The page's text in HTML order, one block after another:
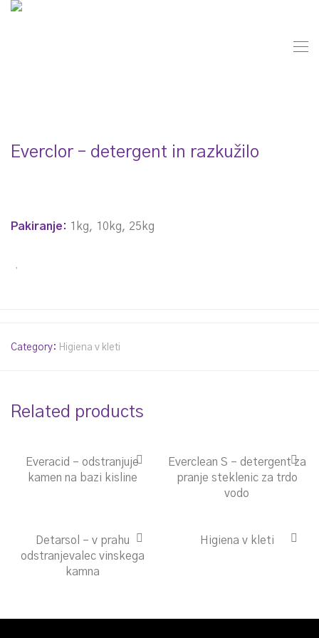
Everclor – detergent in razkužilo
Pakiranje: 1kg, 10kg, 25kg
Category: Higiena v kleti
Related products
Everacid – odstranjuje
kamen na bazi kisline
Everclean S – detergent za
pranje steklenic za trdo
vodo
Detarsol – v prahu
odstranjevalec vinskega
kamna
Higiena v kleti